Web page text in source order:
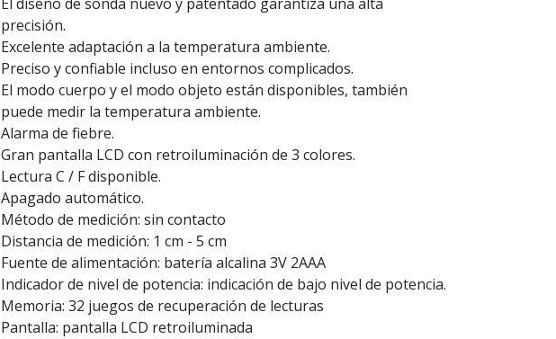
precisión.
Excelente adaptación a la temperatura ambiente.
Preciso y confiable incluso en entornos complicados.
El modo cuerpo y el modo objeto están disponibles, también
puede medir la temperatura ambiente.
Alarma de fiebre.
Gran pantalla LCD con retroiluminación de 3 colores.
Lectura C / F disponible.
Apagado automático.
Método de medición: sin contacto
Distancia de medición: 1 cm - 5 cm
Fuente de alimentación: batería alcalina 3V 2AAA
Indicador de nivel de potencia: indicación de bajo nivel de potencia.
Memoria: 32 juegos de recuperación de lecturas
Pantalla: pantalla LCD retroiluminada